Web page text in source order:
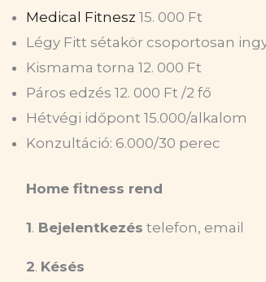
Medical Fitnesz 15. 000 Ft
Légy Fitt sétakör csoportosan
Kismama torna 12. 000 Ft
Páros edzés 12. 000 Ft /2 fő
Hétvégi időpont 15.000/alkalom
Konzultáció: 6.000/30 perec
Home fitness rend
1. Bejelentkezés telefon, email
2. Késés